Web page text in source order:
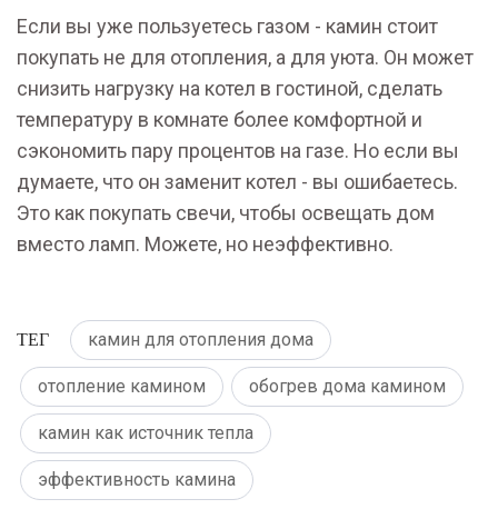
Если вы уже пользуетесь газом - камин стоит
покупать не для отопления, а для уюта. Он может
снизить нагрузку на котел в гостиной, сделать
температуру в комнате более комфортной и
сэкономить пару процентов на газе. Но если вы
думаете, что он заменит котел - вы ошибаетесь.
Это как покупать свечи, чтобы освещать дом
вместо ламп. Можете, но неэффективно.
ТЕГ камин для отопления дома
отопление камином обогрев дома камином
камин как источник тепла
эффективность камина